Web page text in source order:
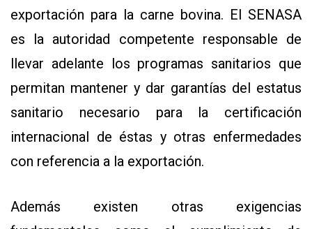
exportación para la carne bovina. El SENASA
es la autoridad competente responsable de
llevar adelante los programas sanitarios que
permitan mantener y dar garantías del estatus
sanitario necesario para la certificación
internacional de éstas y otras enfermedades
con referencia a la exportación.
Además existen otras exigencias